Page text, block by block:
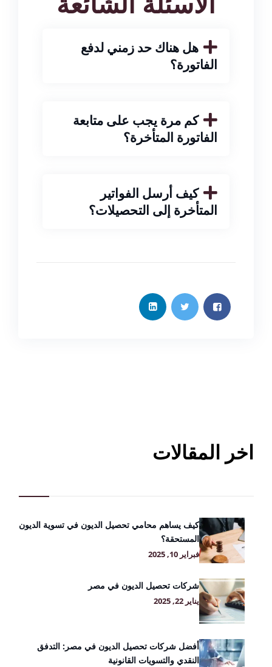
هل هناك حد زمني لدفع
الفاتورة؟
كم مرة يجب على متابعة
الفاتورة المتأخرة؟
كيف أرسل الفواتير
المتأخرة إلى التحصيلات؟
اخر المقالات
كيف يساهم محامي تحصيل الديون في تسوية الديون
المستحقة؟
فبراير 10, 2025
شركات تحصيل الديون في مصر
يناير 22, 2025
أفضل شركات تحصيل الديون في مصر: التدفق
النقدي والتسويات القانونية